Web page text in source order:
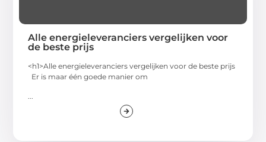
Alle energieleveranciers vergelijken voor
de beste prijs
<h1>Alle energieleveranciers vergelijken voor de beste prijs
Er is maar één goede manier om